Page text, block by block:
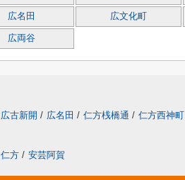
広名田 広文化町
広両谷
広古新開 / 広名田 / 仁方桟橋通 / 仁方西神町
仁方 / 安芸阿賀